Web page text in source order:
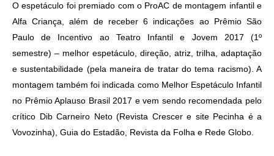
O espetáculo foi premiado com o ProAC de montagem infantil e
Alfa Criança, além de receber 6 indicações ao Prêmio São
Paulo de Incentivo ao Teatro Infantil e Jovem 2017 (1º
semestre) – melhor espetáculo, direção, atriz, trilha, adaptação
e sustentabilidade (pela maneira de tratar do tema racismo). A
montagem também foi indicada como Melhor Espetáculo Infantil
no Prêmio Aplauso Brasil 2017​ e vem sendo recomendada pelo
crítico Dib Carneiro Neto (Revista Crescer e site Pecinha é a
Vovozinha), Guia do Estadão, Revista da Folha e Rede Globo.